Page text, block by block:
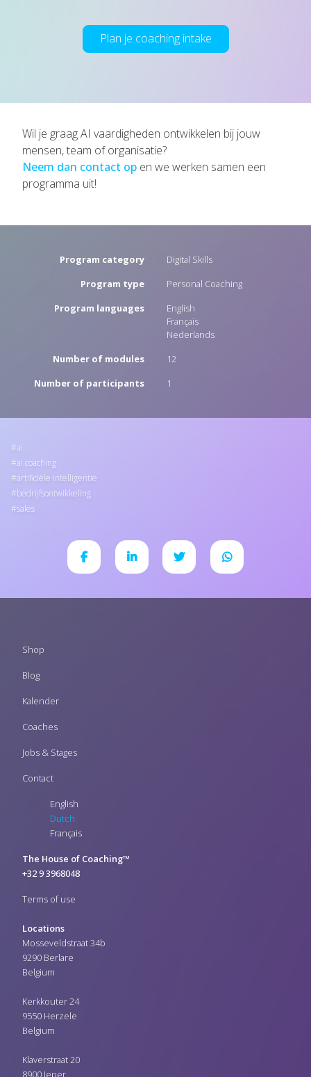
Plan je coaching intake
Wil je graag AI vaardigheden ontwikkelen bij jouw
mensen, team of organisatie?
Neem dan contact op en we werken samen een
programma uit!
Program category
Digital Skills
Program type
Personal Coaching
Program languages
English
Français
Nederlands
Number of modules
12
Number of participants
1
ai
ai coaching
artificiële intelligentie
bedrijfsontwikkeling
sales
Footer
Shop
Blog
Kalender
Coaches
Jobs & Stages
Contact
English
Dutch
Français
The House of Coaching™
+32 9 3968048
Terms of use
Locations
Mosseveldstraat 34b
9290 Berlare
Belgium
Kerkkouter 24
9550 Herzele
Belgium
Klaverstraat 20
8900 Ieper